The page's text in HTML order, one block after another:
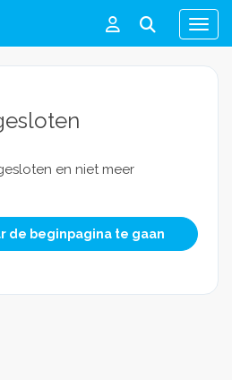
Menu
en niet meer
de beginpagina te gaan